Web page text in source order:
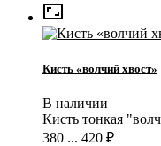

Кисть «волчий хвост»
В наличии
Кисть тонкая
380 ... 420 ₽